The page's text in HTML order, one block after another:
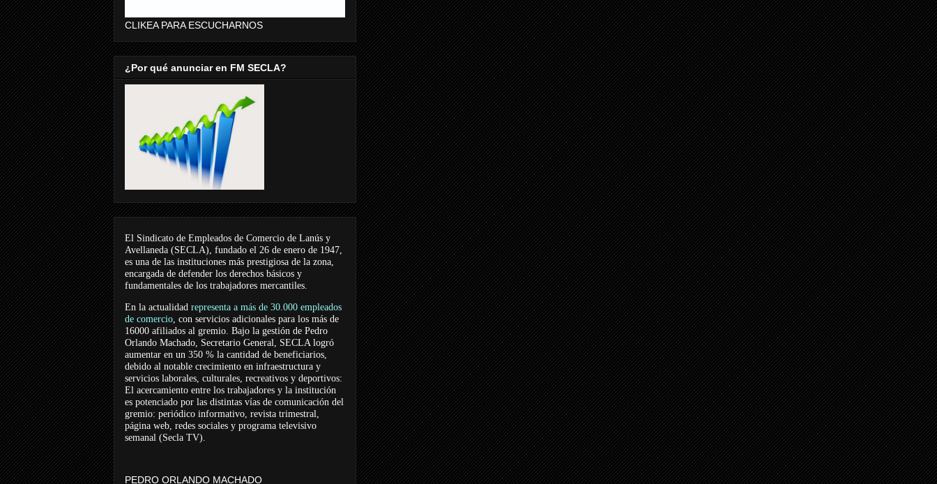
CLIKEA PARA ESCUCHARNOS
¿Por qué anunciar en FM SECLA?
El Sindicato de Empleados de Comercio de Lanús y
Avellaneda (SECLA), fundado el 26 de enero de 1947,
es una de las instituciones más prestigiosa de la zona,
encargada de defender los derechos básicos y
fundamentales de los trabajadores mercantiles.
En la actualidad representa a más de 30.000 empleados
de comercio, con servicios adicionales para los más de
16000 afiliados al gremio. Bajo la gestión de Pedro
Orlando Machado, Secretario General, SECLA logró
aumentar en un 350 % la cantidad de beneficiarios,
debido al notable crecimiento en infraestructura y
servicios laborales, culturales, recreativos y deportivos:
El acercamiento entre los trabajadores y la institución
es potenciado por las distintas vías de comunicación del
gremio: periódico informativo, revista trimestral,
página web, redes sociales y programa televisivo
semanal (Secla TV).
PEDRO ORLANDO MACHADO